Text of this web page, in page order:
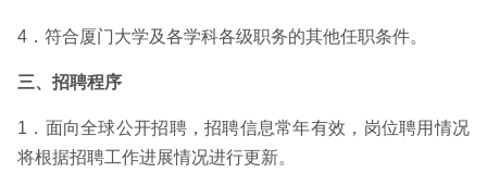
4．符合厦门大学及各学科各级职务的其他任职条件。
三、招聘程序
1．面向全球公开招聘，招聘信息常年有效，岗位聘用情况
将根据招聘工作进展情况进行更新。